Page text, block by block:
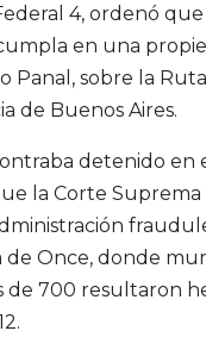
4, ordenó que
en una
Panal, sobre la
de Buenos Aires.
detenido en
la Corte
de Once, donde
de 700 resultaron